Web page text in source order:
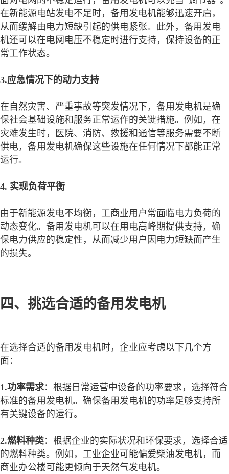
在新能源电站发电不足时，备用发电机能够迅速开启，
从而缓解由电力短缺引起的供电紧张。此外，备用发电
机还可以在电网电压不稳定时进行支持，保持设备的正
常工作状态。
3.应急情况下的动力支持
在自然灾害、严重事故等突发情况下，备用发电机是确
保社会基础设施和服务正常运作的关键措施。例如，在
灾难发生时，医院、消防、救援和通信等服务需要不断
供电，备用发电机确保这些设施在任何情况下都能正常
运行。
4. 实现负荷平衡
由于新能源发电不均衡，工商业用户常面临电力负荷的
动态变化。备用发电机可以在用电高峰期提供支持，确
保电力供应的稳定性，从而减少用户因电力短缺而产生
的损失。
四、挑选合适的备用发电机
在选择合适的备用发电机时，企业应考虑以下几个方
面：
1.功率需求：根据日常运营中设备的功率要求，选择符合
标准的备用发电机。确保备用发电机的功率足够支持所
有关键设备的运行。
2.燃料种类：根据企业的实际状况和环保要求，选择合适
的燃料种类。例如，工业企业可能偏爱柴油发电机，而
商业办公楼可能更倾向于天然气发电机。